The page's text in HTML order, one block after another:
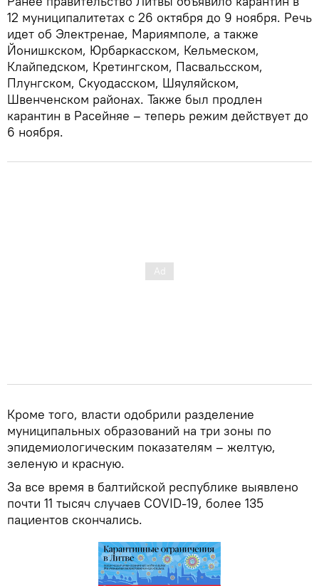
12 муниципалитетах с 26 октября до 9 ноября. Речь
идет об Электренае, Мариямполе, а также
Йонишкском, Юрбаркасском, Кельмеском,
Клайпедском, Кретингском, Пасвальсском,
Плунгском, Скуодасском, Шяуляйском,
Швенченском районах. Также был продлен
карантин в Расейняе – теперь режим действует до
6 ноября.
Кроме того, власти одобрили разделение
муниципальных образований на три зоны по
эпидемиологическим показателям – желтую,
зеленую и красную.
За все время в балтийской республике выявлено
почти 11 тысяч случаев COVID-19, более 135
пациентов скончались.